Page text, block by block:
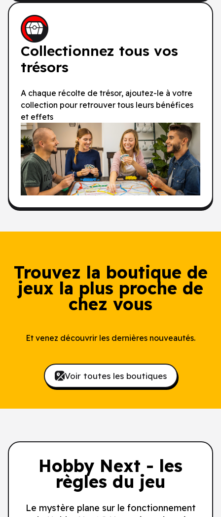
Collectionnez tous vos
trésors
A chaque récolte de trésor, ajoutez-le à votre
collection pour retrouver tous leurs bénéfices
et effets
Trouvez la boutique de
jeux la plus proche de
chez vous
Et venez découvrir les dernières nouveautés.
Voir toutes les boutiques
Hobby Next - les
règles du jeu
Le mystère plane sur le fonctionnement